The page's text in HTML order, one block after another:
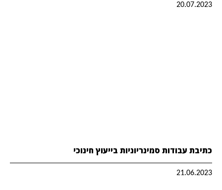
20.07.2023
כתיבת עבודות סמינריוניות בייעוץ חינוכי
21.06.2023